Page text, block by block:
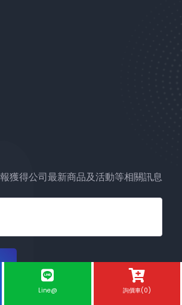
獲得公司最新商品及活動等相關訊息
Line@ 詢價車(0)